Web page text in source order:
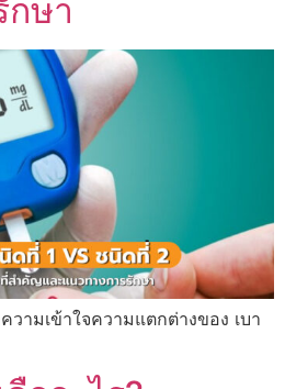
กษา
ามเข้าใจความแตกต่างของ เบา